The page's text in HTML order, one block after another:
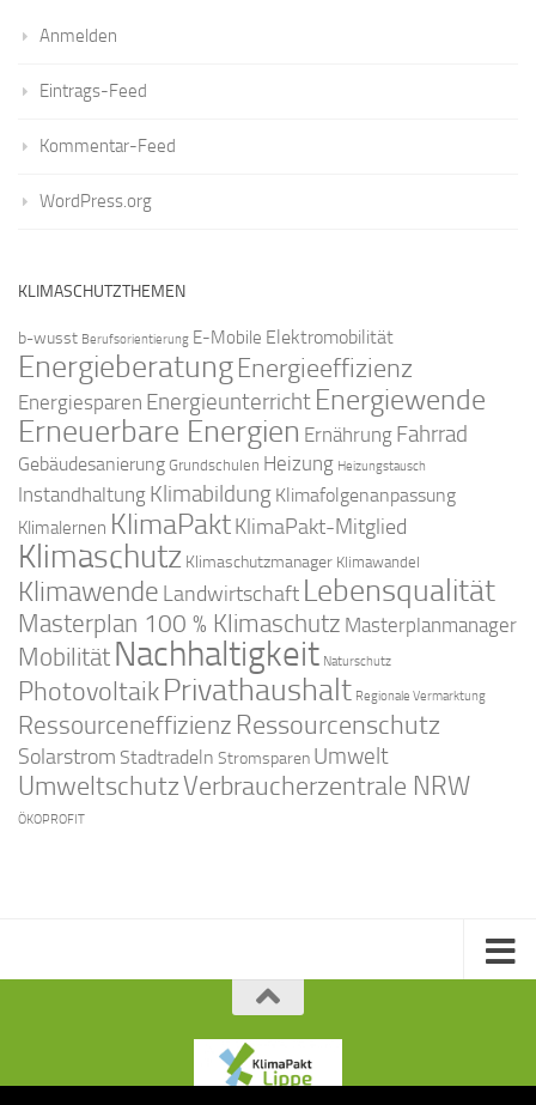
Anmelden
Eintrags-Feed
Kommentar-Feed
WordPress.org
KLIMASCHUTZTHEMEN
b-wusst Berufsorientierung E-Mobile Elektromobilität
EnergieberatungEnergieeffizienz
Energiesparen Energieunterricht Energiewende
Erneuerbare Energien Ernährung Fahrrad
Gebäudesanierung Grundschulen Heizung Heizungstausch
Instandhaltung Klimabildung Klimafolgenanpassung
Klimalernen KlimaPaktKlimaPakt-Mitglied
Klimaschutz Klimaschutzmanager Klimawandel
Klimawende Landwirtschaft Lebensqualität
Masterplan 100 % Klimaschutz Masterplanmanager
Mobilität Nachhaltigkeit Naturschutz
PhotovoltaikPrivathaushalt Regionale Vermarktung
Ressourceneffizienz Ressourcenschutz
Solarstrom Stadtradeln Stromsparen Umwelt
UmweltschutzVerbraucherzentrale NRW
ÖKOPROFIT